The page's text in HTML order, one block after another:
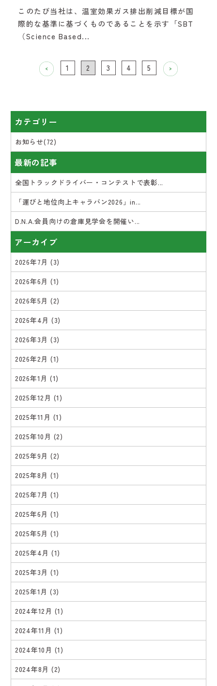
このたび当社は、温室効果ガス排出削減目標が国
際的な基準に基づくものであることを示す「SBT
（Science Based...
1 2 3 4 5
カテゴリー
お知らせ(72)
最新の記事
全国トラックドライバー・コンテストで表彰...
「運びと地位向上キャラバン2026」in...
D.N.A.会員向けの倉庫見学会を開催い...
アーカイブ
2026年7月 (3)
2026年6月 (1)
2026年5月 (2)
2026年4月 (3)
2026年3月 (3)
2026年2月 (1)
2026年1月 (1)
2025年12月 (1)
2025年11月 (1)
2025年10月 (2)
2025年9月 (2)
2025年8月 (1)
2025年7月 (1)
2025年6月 (1)
2025年5月 (1)
2025年4月 (1)
2025年3月 (1)
2025年1月 (3)
2024年12月 (1)
2024年11月 (1)
2024年10月 (1)
2024年8月 (2)